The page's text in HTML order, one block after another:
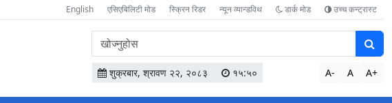
English एसिएबिलिटी मोड स्क्रिन रिडर न्यून व्यान्डविथ डार्क मोड उच्च कन्ट्रास्ट
वेबसाइटमा
सामग्री
खोज्नुहोस
शुक्रबार, श्रावण २२, २०८३ १५:५० A- A A+